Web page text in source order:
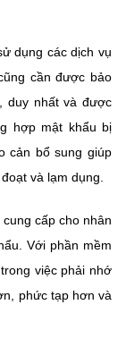
dụng các dịch vụ
cần được bảo
duy nhất và được
hợp mật khẩu bị
cản bổ sung giúp
và lạm dụng.
cấp cho nhân
Với phần mềm
việc phải nhớ
phức tạp hơn và